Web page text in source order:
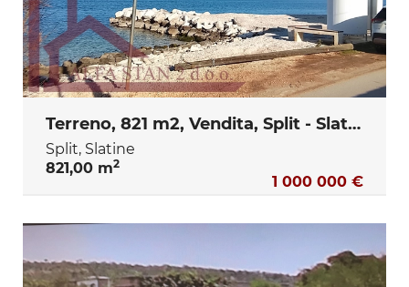
Terreno, 821 m2, Vendita, Split - Slatine
Split, Slatine
821,00 m2
1 000 000 €